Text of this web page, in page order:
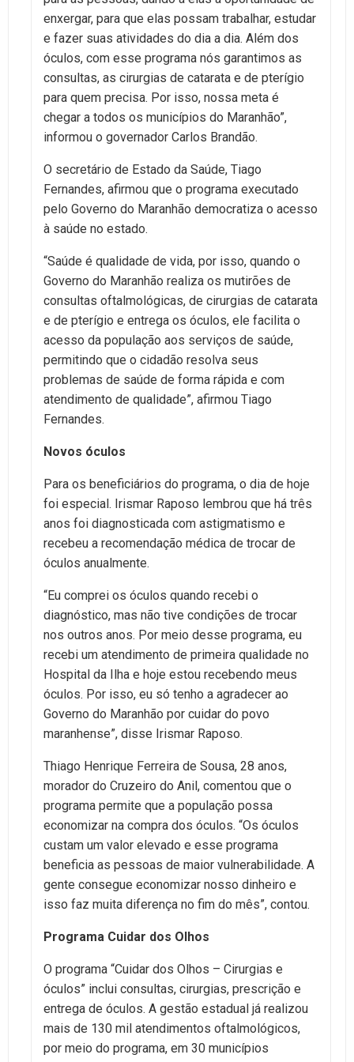
enxergar, para que elas possam trabalhar, estudar
e fazer suas atividades do dia a dia. Além dos
óculos, com esse programa nós garantimos as
consultas, as cirurgias de catarata e de pterígio
para quem precisa. Por isso, nossa meta é
chegar a todos os municípios do Maranhão”,
informou o governador Carlos Brandão.
O secretário de Estado da Saúde, Tiago
Fernandes, afirmou que o programa executado
pelo Governo do Maranhão democratiza o acesso
à saúde no estado.
“Saúde é qualidade de vida, por isso, quando o
Governo do Maranhão realiza os mutirões de
consultas oftalmológicas, de cirurgias de catarata
e de pterígio e entrega os óculos, ele facilita o
acesso da população aos serviços de saúde,
permitindo que o cidadão resolva seus
problemas de saúde de forma rápida e com
atendimento de qualidade”, afirmou Tiago
Fernandes.
Novos óculos
Para os beneficiários do programa, o dia de hoje
foi especial. Irismar Raposo lembrou que há três
anos foi diagnosticada com astigmatismo e
recebeu a recomendação médica de trocar de
óculos anualmente.
“Eu comprei os óculos quando recebi o
diagnóstico, mas não tive condições de trocar
nos outros anos. Por meio desse programa, eu
recebi um atendimento de primeira qualidade no
Hospital da Ilha e hoje estou recebendo meus
óculos. Por isso, eu só tenho a agradecer ao
Governo do Maranhão por cuidar do povo
maranhense”, disse Irismar Raposo.
Thiago Henrique Ferreira de Sousa, 28 anos,
morador do Cruzeiro do Anil, comentou que o
programa permite que a população possa
economizar na compra dos óculos. “Os óculos
custam um valor elevado e esse programa
beneficia as pessoas de maior vulnerabilidade. A
gente consegue economizar nosso dinheiro e
isso faz muita diferença no fim do mês”, contou.
Programa Cuidar dos Olhos
O programa “Cuidar dos Olhos – Cirurgias e
óculos” inclui consultas, cirurgias, prescrição e
entrega de óculos. A gestão estadual já realizou
mais de 130 mil atendimentos oftalmológicos,
por meio do programa, em 30 municípios